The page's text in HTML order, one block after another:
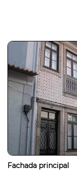
Fachada principal